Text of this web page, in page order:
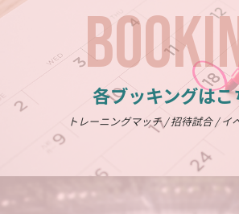
各ブッキングはこ
トレーニングマッチ / 招待試合 / イ